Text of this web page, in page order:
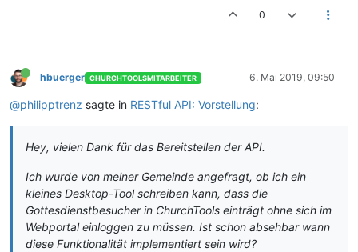
0
hbuerger CHURCHTOOLSMITARBEITER 6. Mai 2019, 09:50
@philipptrenz sagte in RESTful API: Vorstellung:
Hey, vielen Dank für das Bereitstellen der API.
Ich wurde von meiner Gemeinde angefragt, ob ich ein
kleines Desktop-Tool schreiben kann, dass die
Gottesdienstbesucher in ChurchTools einträgt ohne sich im
Webportal einloggen zu müssen. Ist schon absehbar wann
diese Funktionalität implementiert sein wird?